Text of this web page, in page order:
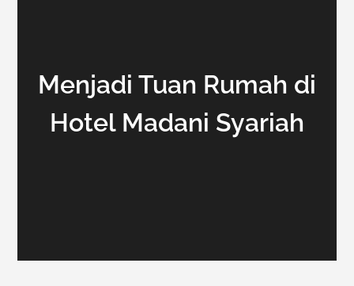
Menjadi Tuan Rumah di
Hotel Madani Syariah